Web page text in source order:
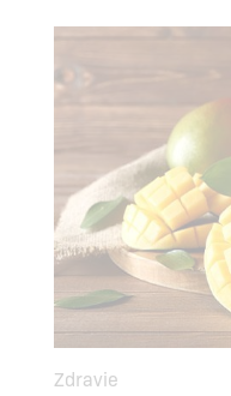
Zdravie